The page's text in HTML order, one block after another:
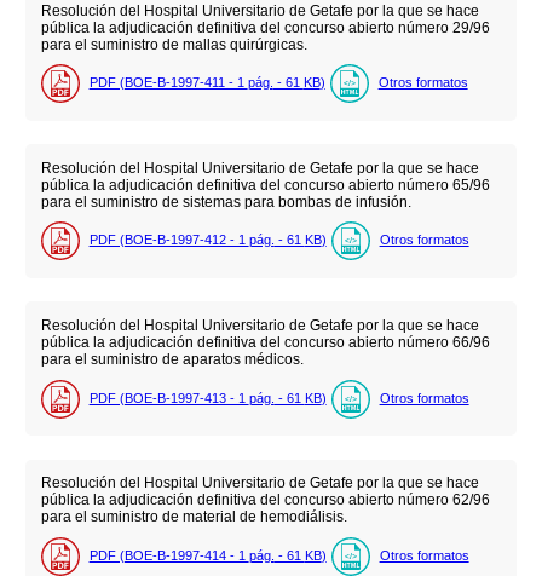
Resolución del Hospital Universitario de Getafe por la que se hace
pública la adjudicación definitiva del concurso abierto número 29/96
para el suministro de mallas quirúrgicas.
PDF (BOE-B-1997-411 - 1 pág. - 61 KB) Otros formatos
Resolución del Hospital Universitario de Getafe por la que se hace
pública la adjudicación definitiva del concurso abierto número 65/96
para el suministro de sistemas para bombas de infusión.
PDF (BOE-B-1997-412 - 1 pág. - 61 KB) Otros formatos
Resolución del Hospital Universitario de Getafe por la que se hace
pública la adjudicación definitiva del concurso abierto número 66/96
para el suministro de aparatos médicos.
PDF (BOE-B-1997-413 - 1 pág. - 61 KB) Otros formatos
Resolución del Hospital Universitario de Getafe por la que se hace
pública la adjudicación definitiva del concurso abierto número 62/96
para el suministro de material de hemodiálisis.
PDF (BOE-B-1997-414 - 1 pág. - 61 KB) Otros formatos